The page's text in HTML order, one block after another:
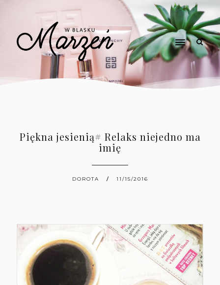
Piękna jesienią# Relaks niejedno ma
imię
DOROTA 11/15/2016